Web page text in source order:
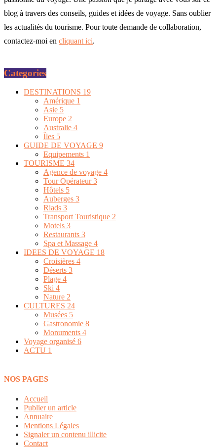
blog à travers des conseils, guides et idées de voyage. Sans oublier
les actualités du tourisme. Pour toute demande de collaboration,
contactez-moi en cliquant ici.
Categories
DESTINATIONS 19
Amérique 1
Asie 5
Europe 2
Australie 4
Îles 5
GUIDE DE VOYAGE 9
Equipements 1
TOURISME 34
Agence de voyage 4
Tour Opérateur3
Hôtels 5
Auberges 3
Riads 3
Transport Touristique 2
Motels 3
Restaurants 3
Spa et Massage 4
IDEES DE VOYAGE 18
Croisières 4
Déserts 3
Plage 4
Ski 4
Nature 2
CULTURES 24
Musées 5
Gastronomie 8
Monuments 4
Voyage organisé 6
ACTU 1
NOS PAGES
Accueil
Publier un article
Annuaire
Mentions Légales
Signaler un contenu illicite
Contact